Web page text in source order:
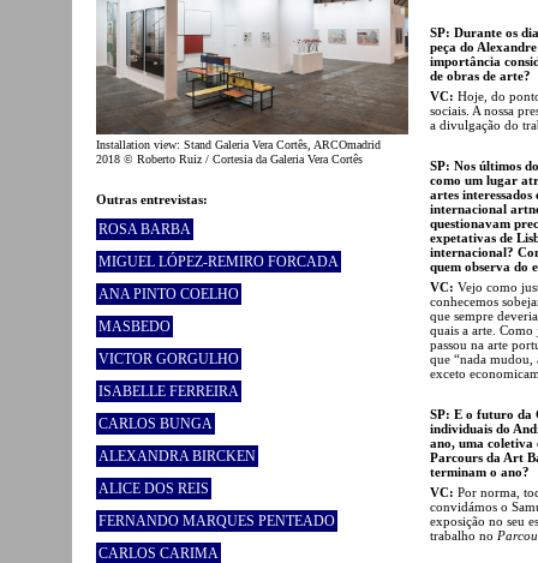
Installation view: Stand Galeria Vera Cortês, ARCOmadrid
2018 © Roberto Ruiz / Cortesia da Galeria Vera Cortês
Outras entrevistas:
ROSA BARBA
MIGUEL LÓPEZ-REMIRO FORCADA
ANA PINTO COELHO
MASBEDO
VICTOR GORGULHO
ISABELLE FERREIRA
CARLOS BUNGA
ALEXANDRA BIRCKEN
ALICE DOS REIS
FERNANDO MARQUES PENTEADO
CARLOS CARIMA
SP: Durante os
peça do
importância
de obras de arte?
VC: Hoje, do
sociais. A nossa
a divulgação do
SP: Nos últimos
como um lugar
artes
internacional
questionavam
expetativas de
internacional?
quem observa do
VC: Vejo como
conhecemos
que sempre
quais a arte.
passou na arte
que “nada mudou,
exceto
SP: E o futuro da
individuais do
ano, uma coletiva
Parcours da Art
terminam o ano?
VC: Por norma,
convidámos o
exposição no seu
trabalho no